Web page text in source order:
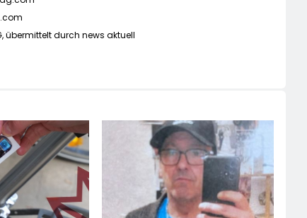
übermittelt durch news aktuell